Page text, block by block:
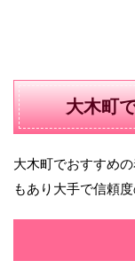
大木町
大木町でおすすめ
もあり大手で信頼